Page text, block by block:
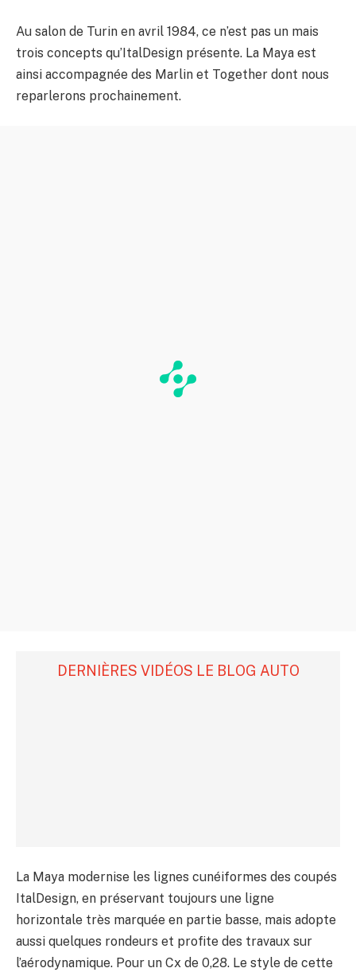
Au salon de Turin en avril 1984, ce n’est pas un mais
trois concepts qu’ItalDesign présente. La Maya est
ainsi accompagnée des Marlin et Together dont nous
reparlerons prochainement.
DERNIÈRES VIDÉOS LE BLOG AUTO
La Maya modernise les lignes cunéiformes des coupés
ItalDesign, en préservant toujours une ligne
horizontale très marquée en partie basse, mais adopte
aussi quelques rondeurs et profite des travaux sur
l’aérodynamique. Pour un Cx de 0,28. Le style de cette